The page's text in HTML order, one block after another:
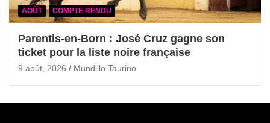
AOÛT COMPTE RENDU
Parentis-en-Born : José Cruz gagne son
ticket pour la liste noire française
9 août, 2026 Mundillo Taurino